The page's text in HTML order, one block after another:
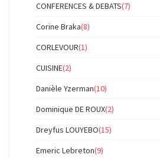
CONFERENCES & DEBATS(7)
Corine Braka(8)
CORLEVOUR(1)
CUISINE(2)
Danièle Yzerman(10)
Dominique DE ROUX(2)
Dreyfus LOUYEBO(15)
Emeric Lebreton(9)